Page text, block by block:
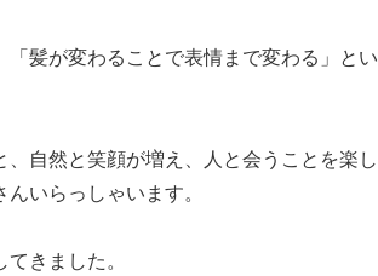
髪が変わることで表情まで変わる」と
自然と笑顔が増え、人と会うことを楽
いらっしゃいます。
きました。